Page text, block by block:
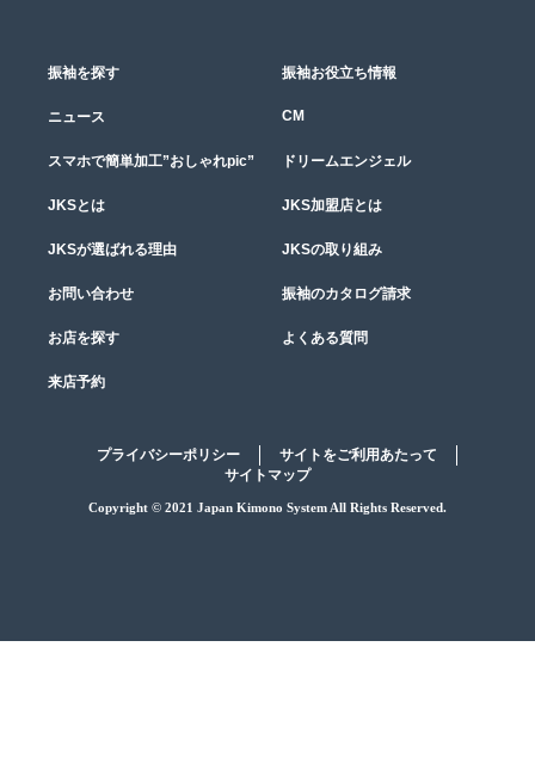
振袖を探す 振袖お役立ち情報
ニュース CM
スマホで簡単加工”おしゃれpic” ドリームエンジェル
JKSとは JKS加盟店とは
JKSが選ばれる理由 JKSの取り組み
お問い合わせ 振袖のカタログ請求
お店を探す よくある質問
来店予約
プライバシーポリシー
サイトをご利用あたって
サイトマップ
Copyright © 2021 Japan Kimono System All Rights Reserved.